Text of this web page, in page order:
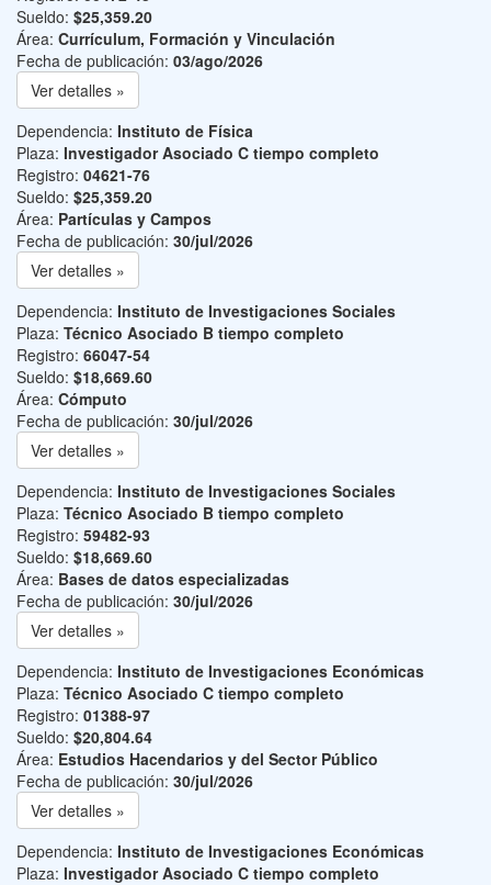
Sueldo: $25,359.20
Área: Currículum, Formación y Vinculación
Fecha de publicación: 03/ago/2026
Ver detalles »
Dependencia: Instituto de Física
Plaza: Investigador Asociado C tiempo completo
Registro: 04621-76
Sueldo: $25,359.20
Área: Partículas y Campos
Fecha de publicación: 30/jul/2026
Ver detalles »
Dependencia: Instituto de Investigaciones Sociales
Plaza: Técnico Asociado B tiempo completo
Registro: 66047-54
Sueldo: $18,669.60
Área: Cómputo
Fecha de publicación: 30/jul/2026
Ver detalles »
Dependencia: Instituto de Investigaciones Sociales
Plaza: Técnico Asociado B tiempo completo
Registro: 59482-93
Sueldo: $18,669.60
Área: Bases de datos especializadas
Fecha de publicación: 30/jul/2026
Ver detalles »
Dependencia: Instituto de Investigaciones Económicas
Plaza: Técnico Asociado C tiempo completo
Registro: 01388-97
Sueldo: $20,804.64
Área: Estudios Hacendarios y del Sector Público
Fecha de publicación: 30/jul/2026
Ver detalles »
Dependencia: Instituto de Investigaciones Económicas
Plaza: Investigador Asociado C tiempo completo